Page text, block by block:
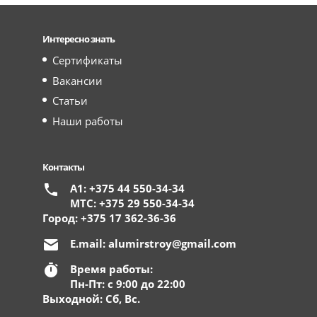
Интересно знать
Сертификаты
Вакансии
Статьи
Наши работы
Контакты
А1: +375 44 550-34-34
МТС: +375 29 550-34-34
Город: +375 17 362-36-36
E.mail: alumirstroy@gmail.com
Время работы:
Пн-Пт: с 9:00 до 22:00
Выходной: Сб, Вс.